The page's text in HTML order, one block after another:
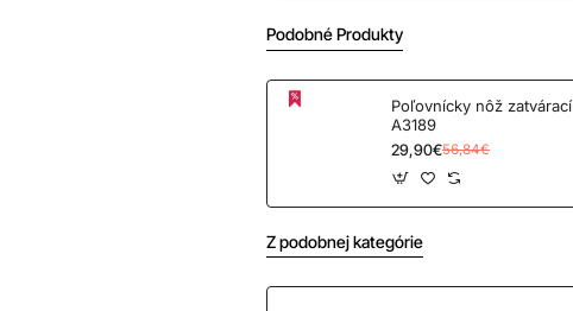
Podobné Produkty
Poľovnícky nôž zatvárací
A3189
29,90€56,84€
Z podobnej kategórie